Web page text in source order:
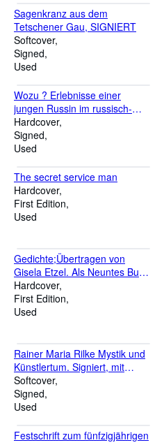
Sagenkranz aus dem
Tetschener Gau, SIGNIERT
Softcover
Signed
Used
Wozu ? Erlebnisse einer
jungen Russin im russisch-
japanische Kriege. Roman
Hardcover
Signed
Used
The secret service man
Hardcover
First Edition
Used
Gedichte;Übertragen von
Gisela Etzel. Als Neuntes Buch
der Ernst Ludwig Presse zu
Darmstadt gedruckt
Hardcover
First Edition
Used
Rainer Maria Rilke Mystik und
Künstlertum. Signiert, mit
Widmung des Autors.
Softcover
Signed
Used
Festschrift zum fünfzigjährigen